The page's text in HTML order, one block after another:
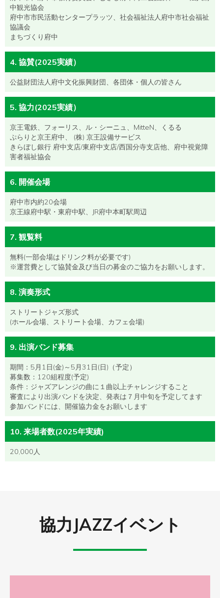
中観光協会
府中市市民活動センタープラッツ、社会福祉法人府中市社会福祉
協議会
まちづくり府中
4. 協賛(2025実績）
公益財団法人府中文化振興財団、各団体・個人の皆さん
5. 協力(2025実績）
京王電鉄、フォーリス、ル・シーニュ、MitteN、くるる
ぷらりと京王府中、 (株) 京王設備サービス
きらぼし銀行 府中支店/東府中支店/西国分寺支店他、府中視覚障
害者福祉協会
6. 開催会場
府中市内約20会場
京王線府中駅・東府中駅、JR府中本町駅周辺
7. 観覧料
無料(一部会場はドリンク料が必要です)
※運営費として協賛金及び当日の募金のご協力をお願いします。
8. 演奏形式
ストリートジャズ形式
(ホール会場、ストリート会場、カフェ会場)
9. 出演バンド募集
期間：5月1日(金)～5月31日(日)（予定）
募集数：120組程度(予定)
条件：ジャズアレンジの曲に１曲以上チャレンジすること
審査により出演バンドを決定、発表は７月中旬を予定してます
参加バンドには、開催協力金をお願いします
10. 来場者数(2025年実績)
20,000人
協力JAZZイベント